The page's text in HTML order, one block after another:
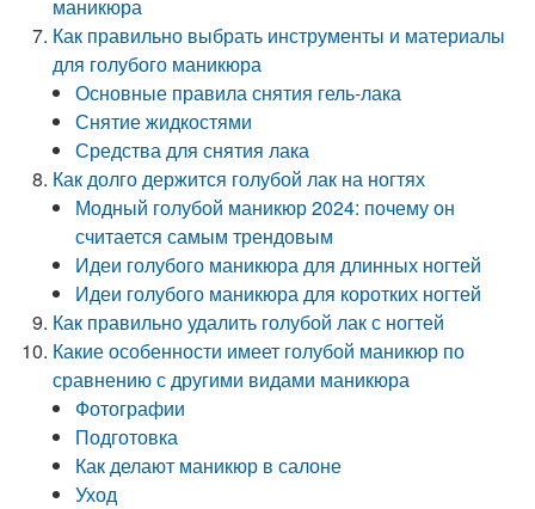
маникюра
Как правильно выбрать инструменты и материалы
для голубого маникюра
Основные правила снятия гель-лака
Снятие жидкостями
Средства для снятия лака
Как долго держится голубой лак на ногтях
Модный голубой маникюр 2024: почему он
считается самым трендовым
Идеи голубого маникюра для длинных ногтей
Идеи голубого маникюра для коротких ногтей
Как правильно удалить голубой лак с ногтей
Какие особенности имеет голубой маникюр по
сравнению с другими видами маникюра
Фотографии
Подготовка
Как делают маникюр в салоне
Уход